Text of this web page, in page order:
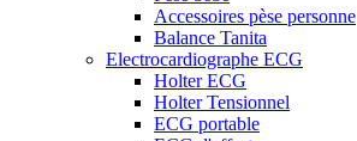
Accessoires pèse personne
Balance Tanita
Electrocardiographe ECG
Holter ECG
Holter Tensionnel
ECG portable